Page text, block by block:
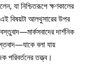
যা নিশ্চিতরূপে ক্ষণকালের
বিষয়টা আলথুসারের উপর
দার্শনিক
বলা যায়
পরিবর্তনের তত্ত্ব।